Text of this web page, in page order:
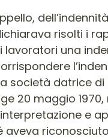
risolti i
una
società datrice
20 maggio
e
aveva